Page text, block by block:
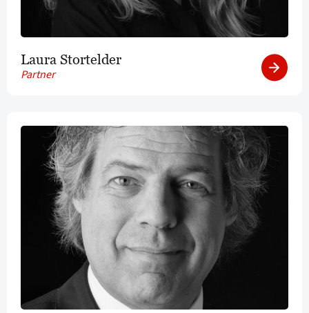
Laura Stortelder
Partner